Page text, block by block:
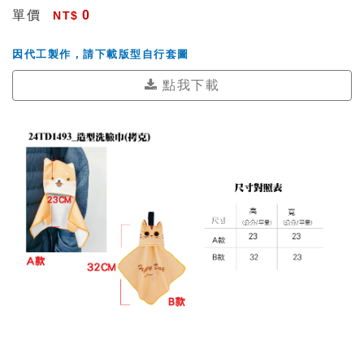
單價 0
因代工製作，請下載版型自行套圖
點我下載